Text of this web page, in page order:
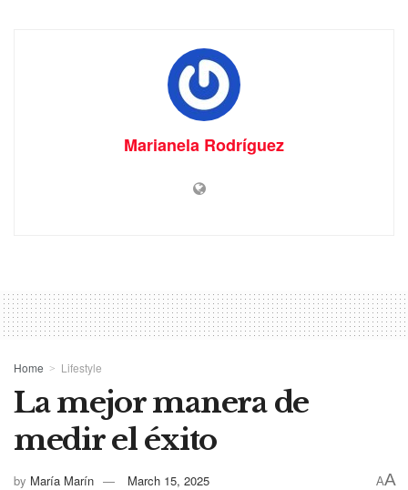
Marianela Rodríguez
Home Lifestyle
La mejor manera de
medir el éxito
by María Marín March 15, 2025 AA